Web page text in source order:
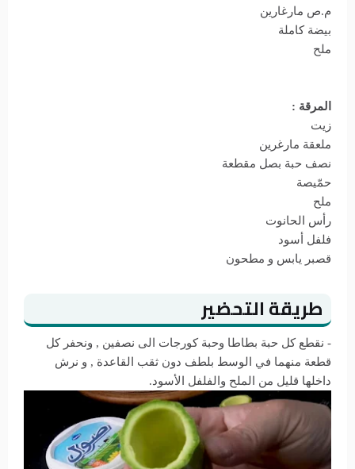
م.ص مارغارين
بيضة كاملة
ملح
المرقة :
زيت
ملعقة مارغرين
نصف حبة بصل مقطعة
حمّيصة
ملح
رأس الحانوت
فلفل أسود
قصبر يابس و مطحون
طريقة التحضير
- نقطع كل حبة بطاطا وحبة كورجات الى نصفين , ونحفر كل
قطعة منهما في الوسط بلطف دون ثقب القاعدة , و نرش
داخلها قليل من الملح والفلفل الأسود.